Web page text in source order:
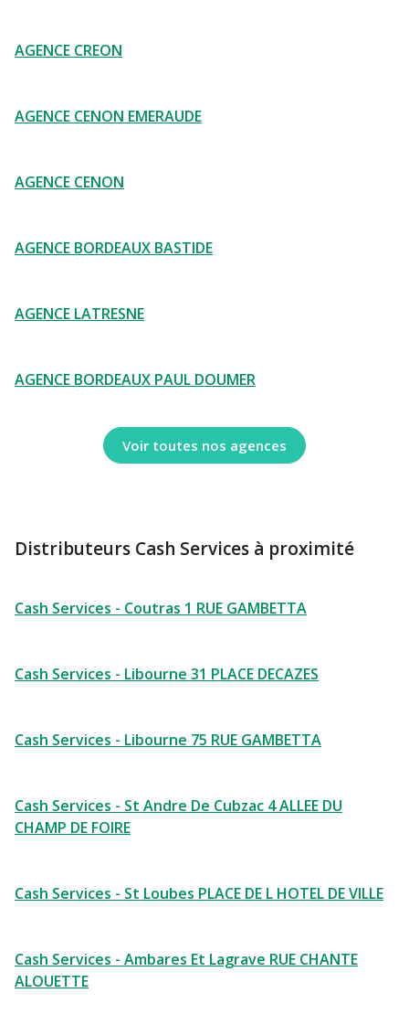
AGENCE CREON
AGENCE CENON EMERAUDE
AGENCE CENON
AGENCE BORDEAUX BASTIDE
AGENCE LATRESNE
AGENCE BORDEAUX PAUL DOUMER
Voir toutes nos agences
Distributeurs Cash Services à proximité
Cash Services - Coutras 1 RUE GAMBETTA
Cash Services - Libourne 31 PLACE DECAZES
Cash Services - Libourne 75 RUE GAMBETTA
Cash Services - St Andre De Cubzac 4 ALLEE DU
CHAMP DE FOIRE
Cash Services - St Loubes PLACE DE L HOTEL DE VILLE
Cash Services - Ambares Et Lagrave RUE CHANTE
ALOUETTE